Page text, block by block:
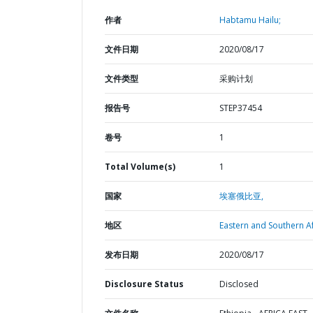
作者 Habtamu Hailu;
文件日期 2020/08/17
文件类型 采购计划
报告号 STEP37454
卷号 1
Total Volume(s) 1
国家 埃塞俄比亚,
地区 Eastern and Southern
发布日期 2020/08/17
Disclosure Status Disclosed